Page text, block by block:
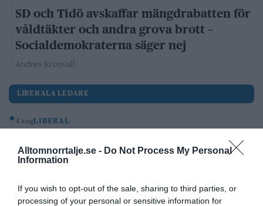
Alltomnorrtalje.se - Do Not Process My Personal
Information
If you wish to opt-out of the sale, sharing to third parties, or
processing of your personal or sensitive information for
SD och Tidö avskaffar mängdrabatten för
våldtäkter och andra grova brott –
Socialdemokraterna säger nej
Andrea Kronvall
LIBERALA LEDARE
4 augLIBERAL
klarar grundskolan
29 julLIBERAL